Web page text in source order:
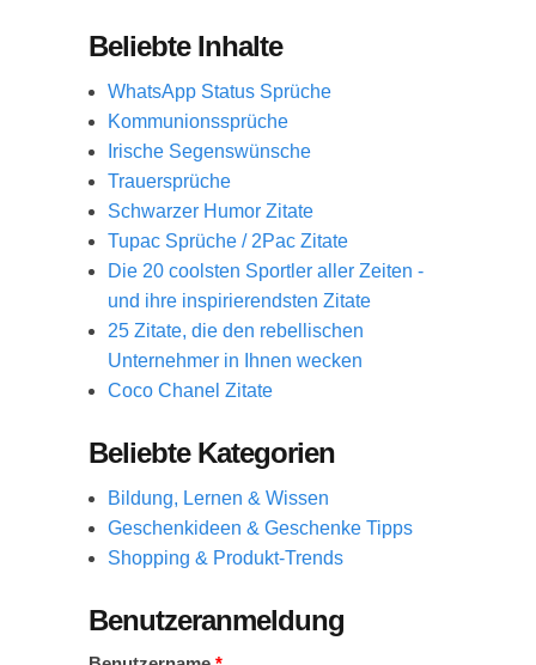
Beliebte Inhalte
WhatsApp Status Sprüche
Kommunionssprüche
Irische Segenswünsche
Trauersprüche
Schwarzer Humor Zitate
Tupac Sprüche / 2Pac Zitate
Die 20 coolsten Sportler aller Zeiten -
und ihre inspirierendsten Zitate
25 Zitate, die den rebellischen
Unternehmer in Ihnen wecken
Coco Chanel Zitate
Beliebte Kategorien
Bildung, Lernen & Wissen
Geschenkideen & Geschenke Tipps
Shopping & Produkt-Trends
Benutzeranmeldung